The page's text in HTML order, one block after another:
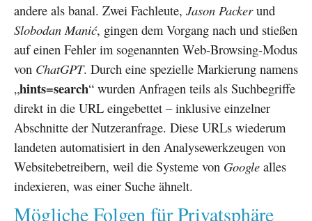
andere als banal. Zwei Fachleute, Jason Packerund
Slobodan Manić, gingen dem Vorgang nach und stießen
auf einen Fehler im sogenannten Web-Browsing-Modus
von ChatGPT. Durch eine spezielle Markierung namens
„hints=search“ wurden Anfragen teils als Suchbegriffe
direkt in die URL eingebettet – inklusive einzelner
Abschnitte der Nutzeranfrage. Diese URLs wiederum
landeten automatisiert in den Analysewerkzeugen von
Websitebetreibern, weil die Systeme von Google alles
indexieren, was einer Suche ähnelt.
Mögliche Folgen für Privatsphäre